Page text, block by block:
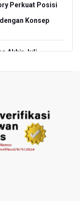
Perkuat Posisi
Konsep
Akhir Juli
Sekolah: Tak
Periksa Febrie